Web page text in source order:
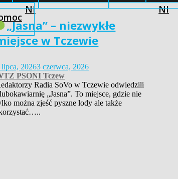
NI NI
„Jasna” – niezwykłe
w Tczewie
lipca, 20263 czerwca, 2026
PSONI Tczew
Radia SoVo w Tczewie odwiedzili
„Jasna”. To miejsce, gdzie nie
można zjeść pyszne lody ale także